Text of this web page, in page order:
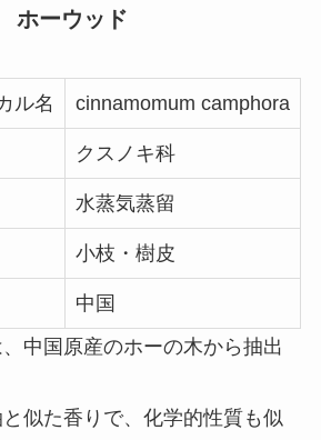
ホーウッド
ル名 cinnamomum camphora
クスノキ科
水蒸気蒸留
小枝・樹皮
中国
中国原産のホーの木から抽出
似た香りで、化学的性質も似